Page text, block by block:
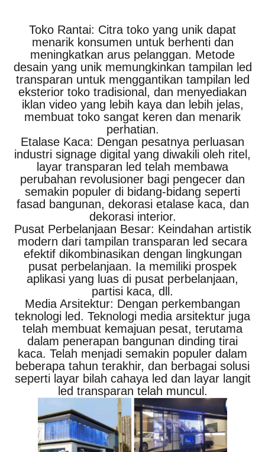
Toko Rantai: Citra toko yang unik dapat
menarik konsumen untuk berhenti dan
meningkatkan arus pelanggan. Metode
desain yang unik memungkinkan tampilan led
transparan untuk menggantikan tampilan led
eksterior toko tradisional, dan menyediakan
iklan video yang lebih kaya dan lebih jelas,
membuat toko sangat keren dan menarik
perhatian.
Etalase Kaca: Dengan pesatnya perluasan
industri signage digital yang diwakili oleh ritel,
layar transparan led telah membawa
perubahan revolusioner bagi pengecer dan
semakin populer di bidang-bidang seperti
fasad bangunan, dekorasi etalase kaca, dan
dekorasi interior.
Pusat Perbelanjaan Besar: Keindahan artistik
modern dari tampilan transparan led secara
efektif dikombinasikan dengan lingkungan
pusat perbelanjaan. Ia memiliki prospek
aplikasi yang luas di pusat perbelanjaan,
partisi kaca, dll.
Media Arsitektur: Dengan perkembangan
teknologi led. Teknologi media arsitektur juga
telah membuat kemajuan pesat, terutama
dalam penerapan bangunan dinding tirai
kaca. Telah menjadi semakin populer dalam
beberapa tahun terakhir, dan berbagai solusi
seperti layar bilah cahaya led dan layar langit
led transparan telah muncul.